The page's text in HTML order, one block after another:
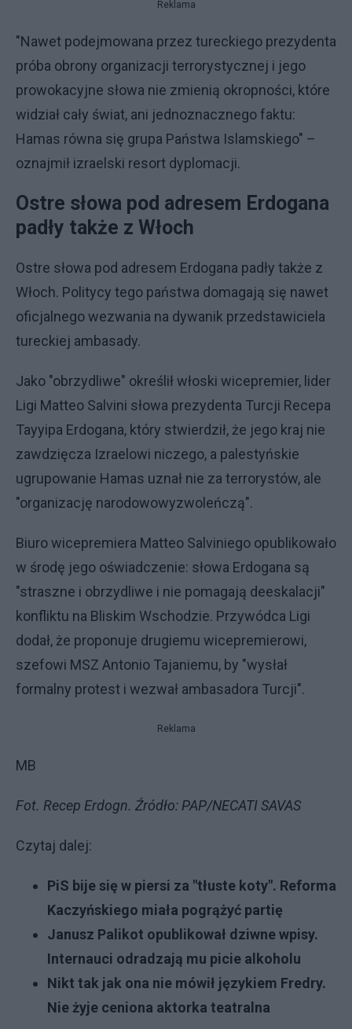
Reklama
"Nawet podejmowana przez tureckiego prezydenta
próba obrony organizacji terrorystycznej i jego
prowokacyjne słowa nie zmienią okropności, które
widział cały świat, ani jednoznacznego faktu:
Hamas równa się grupa Państwa Islamskiego" –
oznajmił izraelski resort dyplomacji.
Ostre słowa pod adresem Erdogana
padły także z Włoch
Ostre słowa pod adresem Erdogana padły także z
Włoch. Politycy tego państwa domagają się nawet
oficjalnego wezwania na dywanik przedstawiciela
tureckiej ambasady.
Jako "obrzydliwe" określił włoski wicepremier, lider
Ligi Matteo Salvini słowa prezydenta Turcji Recepa
Tayyipa Erdogana, który stwierdził, że jego kraj nie
zawdzięcza Izraelowi niczego, a palestyńskie
ugrupowanie Hamas uznał nie za terrorystów, ale
"organizację narodowowyzwoleńczą".
Biuro wicepremiera Matteo Salviniego opublikowało
w środę jego oświadczenie: słowa Erdogana są
"straszne i obrzydliwe i nie pomagają deeskalacji"
konfliktu na Bliskim Wschodzie. Przywódca Ligi
dodał, że proponuje drugiemu wicepremierowi,
szefowi MSZ Antonio Tajaniemu, by "wysłał
formalny protest i wezwał ambasadora Turcji".
Reklama
MB
Fot. Recep Erdogn. Źródło: PAP/NECATI SAVAS
Czytaj dalej:
PiS bije się w piersi za "tłuste koty". Reforma
Kaczyńskiego miała pogrążyć partię
Janusz Palikot opublikował dziwne wpisy.
Internauci odradzają mu picie alkoholu
Nikt tak jak ona nie mówił językiem Fredry.
Nie żyje ceniona aktorka teatralna